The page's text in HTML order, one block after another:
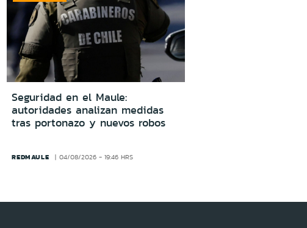
Seguridad en el Maule:
autoridades analizan medidas
tras portonazo y nuevos robos
REDMAULE 04/08/2026 - 19:46 HRS